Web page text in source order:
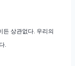
든 상관없다. 우리의
.